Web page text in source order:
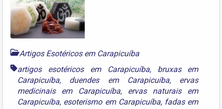
Artigos Esotéricos em Carapicuíba
artigos esotéricos em Carapicuíba, bruxas em
Carapicuíba, duendes em Carapicuíba, ervas
medicinais em Carapicuíba, ervas naturais em
Carapicuíba, esoterismo em Carapicuíba, fadas em